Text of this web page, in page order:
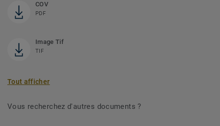
COV
PDF
Image Tif
TIF
Tout afficher
Vous recherchez d'autres documents ?